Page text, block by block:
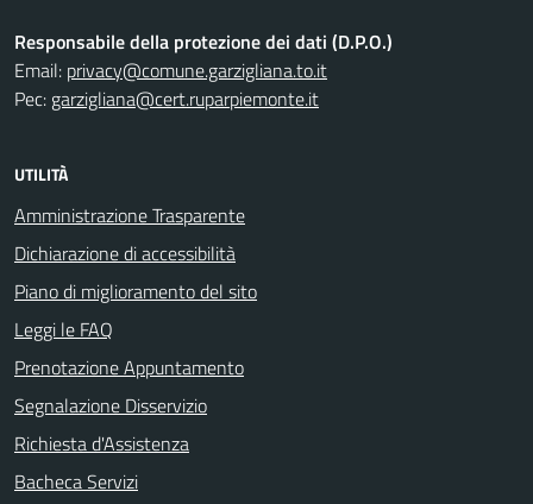
Responsabile della protezione dei dati (D.P.O.)
Email: privacy@comune.garzigliana.to.it
Pec: garzigliana@cert.ruparpiemonte.it
UTILITÀ
Amministrazione Trasparente
Dichiarazione di accessibilità
Piano di miglioramento del sito
Leggi le FAQ
Prenotazione Appuntamento
Segnalazione Disservizio
Richiesta d'Assistenza
Bacheca Servizi